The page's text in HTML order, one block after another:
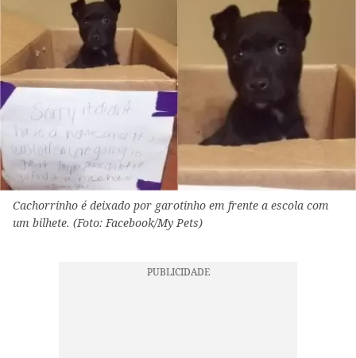
Cachorrinho é deixado por garotinho em frente a escola com
um bilhete. (Foto: Facebook/My Pets)